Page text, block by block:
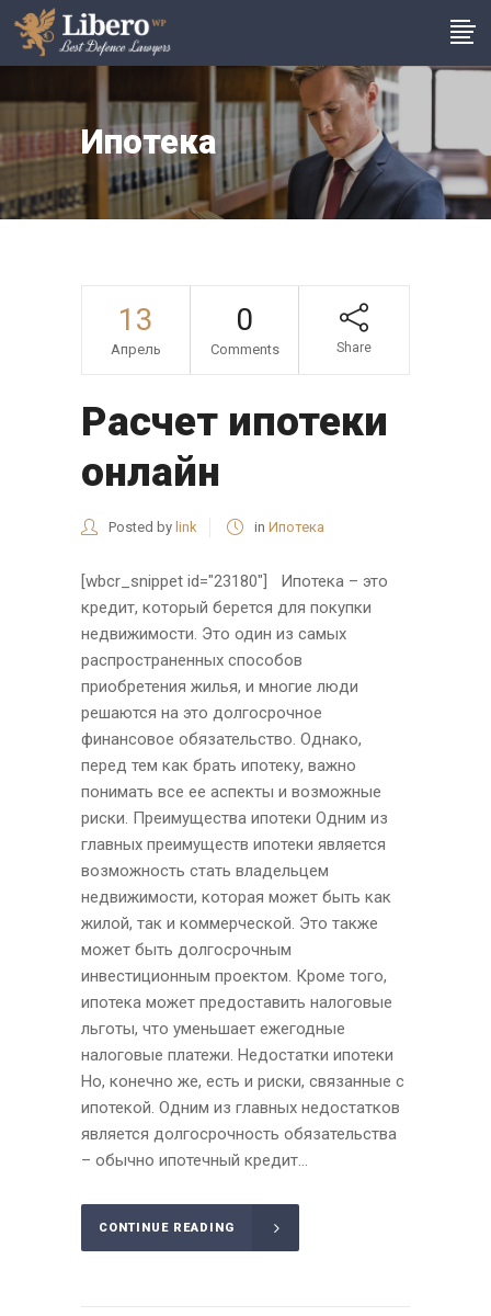
Ипотека
13
Апрель
0
Comments Share
Расчет ипотеки
онлайн
Posted by link in Ипотека
[wbcr_snippet id="23180"] Ипотека – это
кредит, который берется для покупки
недвижимости. Это один из самых
распространенных способов
приобретения жилья, и многие люди
решаются на это долгосрочное
финансовое обязательство. Однако,
перед тем как брать ипотеку, важно
понимать все ее аспекты и возможные
риски. Преимущества ипотеки Одним из
главных преимуществ ипотеки является
возможность стать владельцем
недвижимости, которая может быть как
жилой, так и коммерческой. Это также
может быть долгосрочным
инвестиционным проектом. Кроме того,
ипотека может предоставить налоговые
льготы, что уменьшает ежегодные
налоговые платежи. Недостатки ипотеки
Но, конечно же, есть и риски, связанные с
ипотекой. Одним из главных недостатков
является долгосрочность обязательства
– обычно ипотечный кредит...
CONTINUE READING